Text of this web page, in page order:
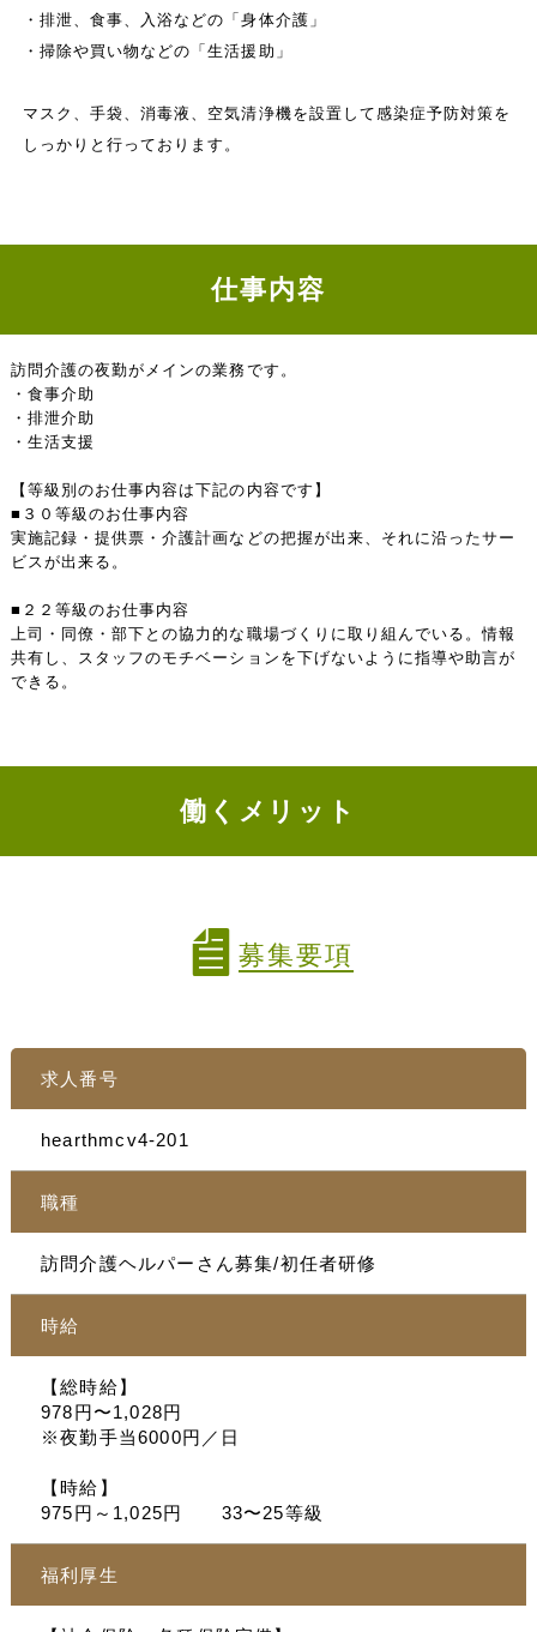
・排泄、食事、入浴などの「身体介護」
・掃除や買い物などの「生活援助」
マスク、手袋、消毒液、空気清浄機を設置して感染症予防対策を
しっかりと行っております。
仕事内容
訪問介護の夜勤がメインの業務です。
・食事介助
・排泄介助
・生活支援
【等級別のお仕事内容は下記の内容です】
■３０等級のお仕事内容
実施記録・提供票・介護計画などの把握が出来、それに沿ったサー
ビスが出来る。
■２２等級のお仕事内容
上司・同僚・部下との協力的な職場づくりに取り組んでいる。情報
共有し、スタッフのモチベーションを下げないように指導や助言が
できる。
働くメリット
募集要項
求人番号
hearthmcv4-201
職種
訪問介護ヘルパーさん募集/初任者研修
時給
【総時給】
978円〜1,028円
※夜勤手当6000円／日
【時給】
975円～1,025円 33〜25等級
福利厚生